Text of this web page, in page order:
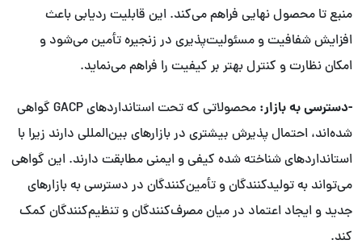
منبع تا محصول نهایی فراهم می‌کند. این قابلیت ردیابی باعث
افزایش شفافیت و مسئولیت‌پذیری در زنجیره تأمین می‌شود و
امکان نظارت و کنترل بهتر بر کیفیت را فراهم می‌نماید.
-دسترسی به بازار:
محصولاتی که تحت استانداردهای GACP گواهی
شده‌اند، احتمال پذیرش بیشتری در بازارهای بین‌المللی دارند زیرا با
استانداردهای شناخته شده کیفی و ایمنی مطابقت دارند. این گواهی
می‌تواند به تولیدکنندگان و تأمین‌کنندگان در دسترسی به بازارهای
جدید و ایجاد اعتماد در میان مصرف‌کنندگان و تنظیم‌کنندگان کمک
کند.